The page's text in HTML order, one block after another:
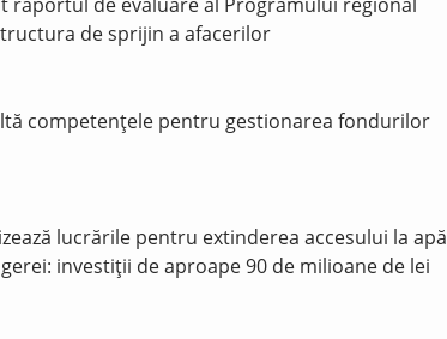
de sprijin a afacerilor
competențele pentru gestionarea fondurilor
lucrările pentru extinderea accesului la apă
investiții de aproape 90 de milioane de lei